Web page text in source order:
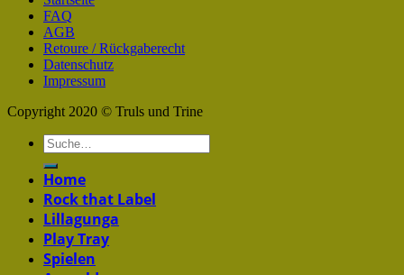
FAQ
AGB
Retoure / Rückgaberecht
Datenschutz
Impressum
Copyright 2020 © Truls und Trine
Home
Rock that Label
Lillagunga
Play Tray
Spielen